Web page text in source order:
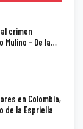
crimen
Mulino - De la
en Colombia,
se reunirá con nuevo jefe de Estado de la Espriella